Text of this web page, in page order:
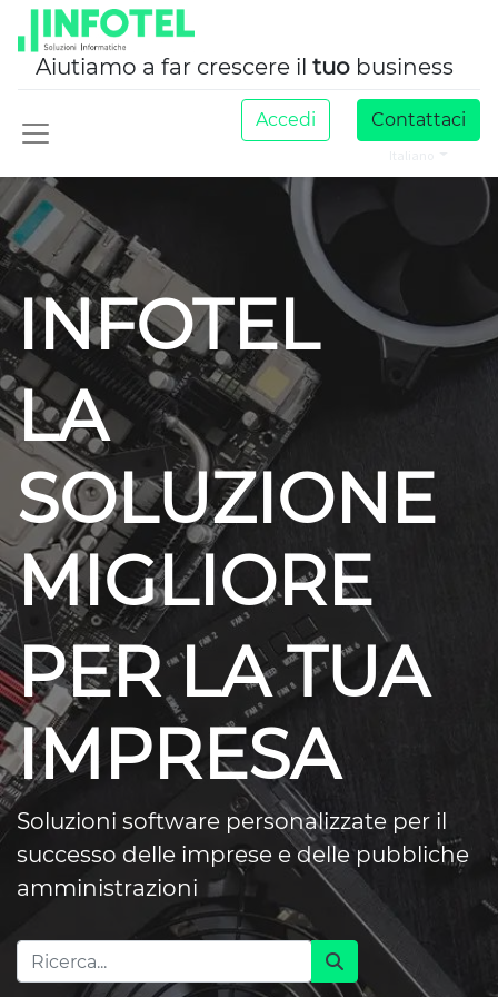
Aiutiamo a far crescere il tuo business
Accedi Contattaci
INFOTEL
LA
SOLUZIONE
MIGLIORE
PER LA TUA
IMPRESA
Soluzioni software personalizzate per il
successo delle imprese e delle pubbliche
amministrazioni